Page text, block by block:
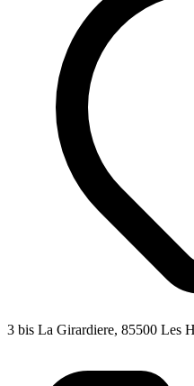
3 bis La Girardiere, 85500 Les